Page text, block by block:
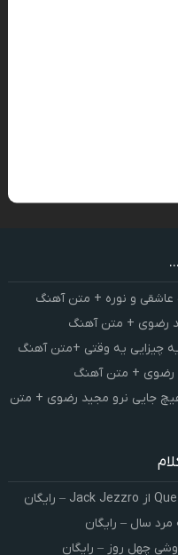
و نوره + متن آهنگ
رضوی + متن آهنگ
چیزایی یه وقتی +متن آهنگ
رضوی + متن آهنگ
جایی نرو مجید رضوی + متن
سال – رایگان
چهل روز – رایگان